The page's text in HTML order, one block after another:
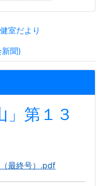
室だより
聞)
」第１３
最終号）.pdf